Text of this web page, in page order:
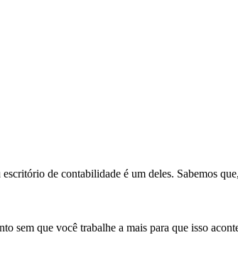
de contabilidade é um deles. Sabemos
sem que você trabalhe a mais para que isso